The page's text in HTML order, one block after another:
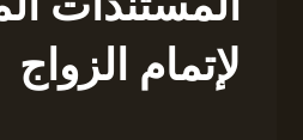
لإتمام الزواج